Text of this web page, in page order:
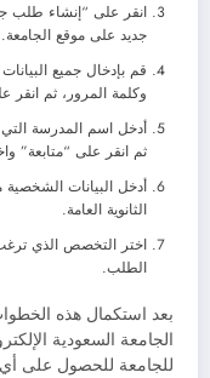
انقر على “إنشاء طلب
جديد على موقع الجامعة.
قم بإدخال جميع
وكلمة المرور، ثم انقر
أدخل اسم المدرسة
ثم انقر على “متابعة”
أدخل البيانات
الثانوية العامة.
اختر التخصص الذي
الطلب.
بعد استكمال هذه
الجامعة السعودية
للجامعة للحصول على